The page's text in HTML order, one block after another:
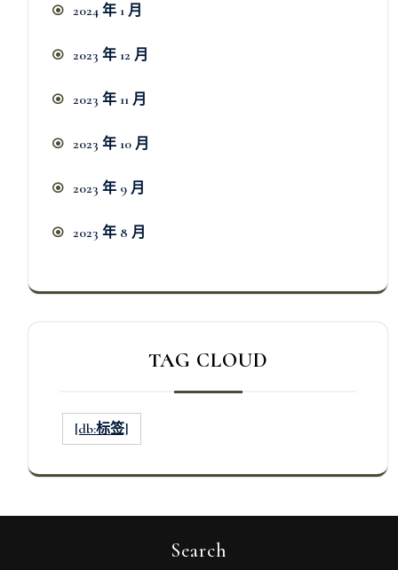
2024 年 1 月
2023 年 12 月
2023 年 11 月
2023 年 10 月
2023 年 9 月
2023 年 8 月
TAG CLOUD
[db:标签]
Search